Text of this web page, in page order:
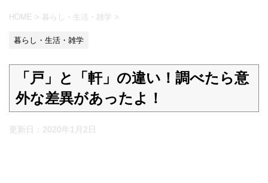
HOME > 暮らし・生活・雑学 >
暮らし・生活・雑学
「戸」と「軒」の違い！調べたら意
外な差異があったよ！
更新日： 2020年1月2日